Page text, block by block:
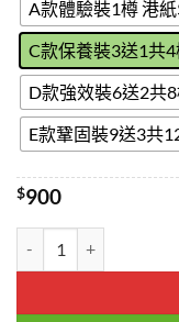
A款體驗裝1樽 港
C款保養裝3送1共
D款強效裝6送2共
E款鞏固裝9送3共
$900